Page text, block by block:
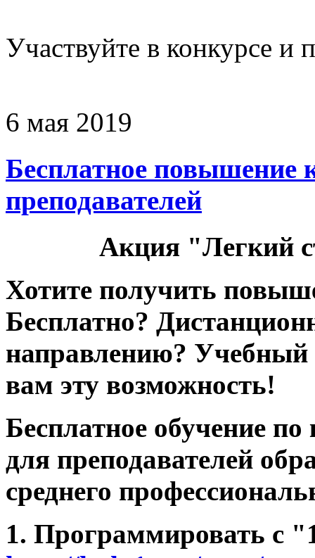
Участвуйте в конкурсе и
6 мая 2019
Бесплатное повышение
преподавателей
Акция "Легкий
Хотите получить
Бесплатно?
направлению?
вам эту возможность!
Бесплатное обучение
для преподавателей
среднего
1. Программировать с